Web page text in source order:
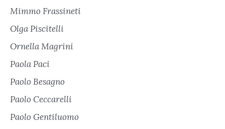
Mimmo Frassineti
Olga Piscitelli
Ornella Magrini
Paola Paci
Paolo Besagno
Paolo Ceccarelli
Paolo Gentiluomo